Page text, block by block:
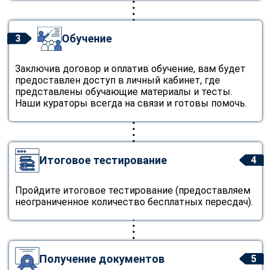
3 Обучение
Заключив договор и оплатив обучение, вам будет
предоставлен доступ в личный кабинет, где
представлены обучающие материалы и тесты.
Наши кураторы всегда на связи и готовы помочь.
4
Итоговое тестирование
Пройдите итоговое тестирование (предоставляем
неограниченное количество бесплатных пересдач).
5
Получение документов